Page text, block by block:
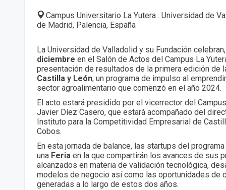
Campus Universitario La Yutera . Universidad de
de Madrid, Palencia, España
La Universidad de Valladolid y su Fundación
diciembre en el Salón de Actos del Campus La
presentación de resultados de la primera edición de
Castilla y León, un programa de impulso al
sector agroalimentario que comenzó en el año 2024.
El acto estará presidido por el vicerrector del
Javier Díez Casero, que estará acompañado del
Instituto para la Competitividad Empresarial de
Cobos.
En esta jornada de balance, las startups del
una Feria en la que compartirán los avances de sus
alcanzados en materia de validación tecnológica,
modelos de negocio así como las oportunidades de
generadas a lo largo de estos dos años.